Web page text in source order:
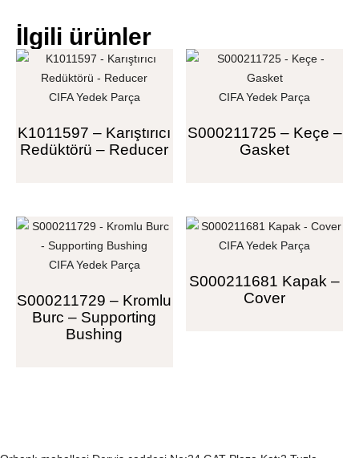
İlgili ürünler
CIFA Yedek Parça
K1011597 – Karıştırıcı
Redüktörü – Reducer
CIFA Yedek Parça
S000211725 – Keçe –
Gasket
CIFA Yedek Parça
S000211729 – Kromlu
Burc – Supporting
Bushing
CIFA Yedek Parça
S000211681 Kapak –
Cover